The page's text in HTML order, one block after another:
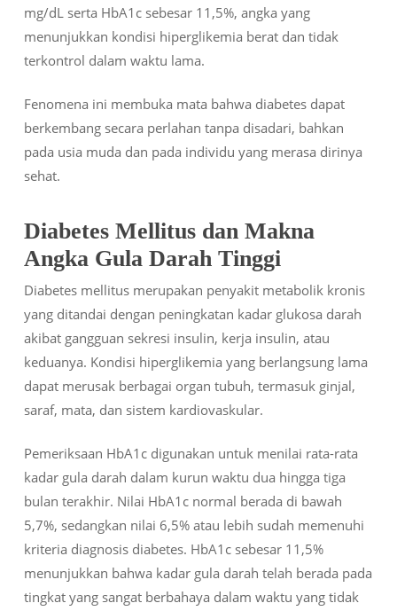
mg/dL serta HbA1c sebesar 11,5%, angka yang
menunjukkan kondisi hiperglikemia berat dan tidak
terkontrol dalam waktu lama.
Fenomena ini membuka mata bahwa diabetes dapat
berkembang secara perlahan tanpa disadari, bahkan
pada usia muda dan pada individu yang merasa dirinya
sehat.
Diabetes Mellitus dan Makna
Angka Gula Darah Tinggi
Diabetes mellitus merupakan penyakit metabolik kronis
yang ditandai dengan peningkatan kadar glukosa darah
akibat gangguan sekresi insulin, kerja insulin, atau
keduanya. Kondisi hiperglikemia yang berlangsung lama
dapat merusak berbagai organ tubuh, termasuk ginjal,
saraf, mata, dan sistem kardiovaskular.
Pemeriksaan HbA1c digunakan untuk menilai rata-rata
kadar gula darah dalam kurun waktu dua hingga tiga
bulan terakhir. Nilai HbA1c normal berada di bawah
5,7%, sedangkan nilai 6,5% atau lebih sudah memenuhi
kriteria diagnosis diabetes. HbA1c sebesar 11,5%
menunjukkan bahwa kadar gula darah telah berada pada
tingkat yang sangat berbahaya dalam waktu yang tidak